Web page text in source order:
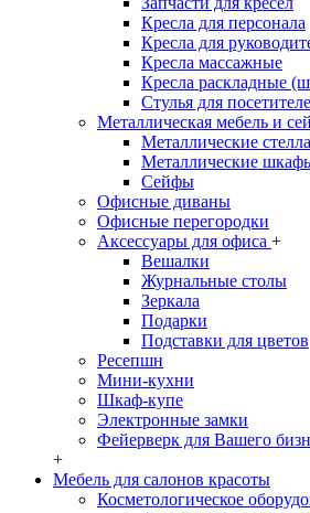
Кресла для персонала
Кресла для
Кресла массажные
Кресла раскладные
Стулья для
Металлическая мебель и
Металлические
Металлические
Сейфы
Офисные диваны
Офисные перегородки
Аксессуары для офиса +
Вешалки
Журнальные столы
Зеркала
Подарки
Подставки для цветов
Ресепшн
Мини-кухни
Шкаф-купе
Электронные замки
Фейерверк для Вашего
+
Мебель для салонов красоты
Косметологическое